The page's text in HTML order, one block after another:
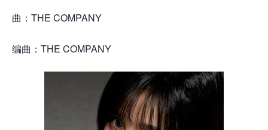
曲：THE COMPANY
编曲：THE COMPANY